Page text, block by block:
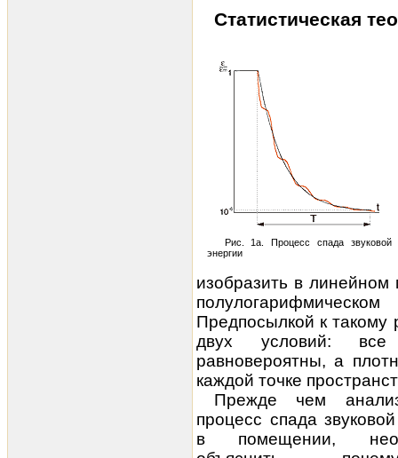
Статистическая
Рис. 1а. Процесс спада звуковой
энергии
изобразить в
Предпосылкой к такому
двух условий: все
равновероятны, а
каждой точке
Прежде чем
процесс спада
в помещении,